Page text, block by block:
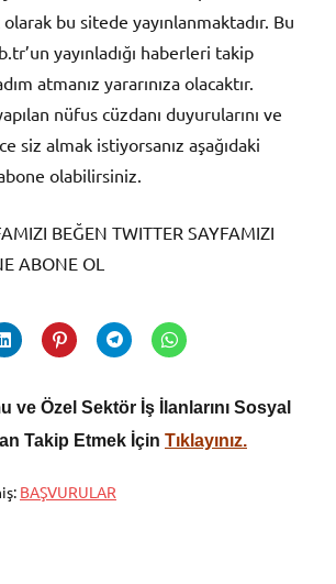
bu sitede yayınlanmaktadır. Bu
yayınladığı haberleri takip
atmanız yararınıza olacaktır.
nüfus cüzdanı duyurularını ve
siz almak istiyorsanız aşağıdaki
olabilirsiniz.
BEĞEN TWITTER SAYFAMIZI
ABONE OL
ve Özel Sektör İş İlanlarını Sosyal
Takip Etmek İçin Tıklayınız.
BAŞVURULAR